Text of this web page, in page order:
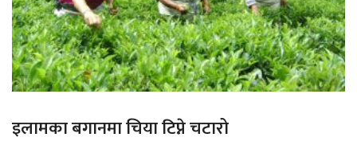
इलामका बगानमा चिया टिप्ने चटारो